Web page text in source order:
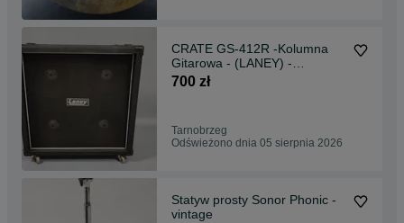
CRATE GS-412R -Kolumna
Gitarowa - (LANEY) -
Eminence
700 zł
Tarnobrzeg
Odświeżono dnia 05 sierpnia 2026
Statyw prosty Sonor Phonic -
vintage